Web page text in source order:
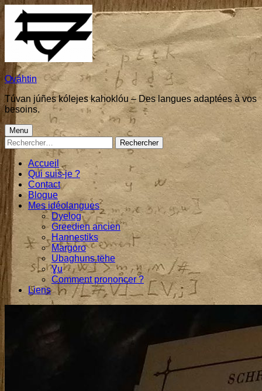
content
Ováhtin
Túvan júñes kólejes kahoklóu – Des langues adaptées à vos
besoins.
Primary
Menu
Menu
Rechercher :
Accueil
Qui suis-je ?
Contact
Blogue
Mes idéolangues
Dyelog
Greedien ancien
Hannestiks
Margoro
Ubaghuns tëhe
Ɣu
Comment prononcer ?
Liens